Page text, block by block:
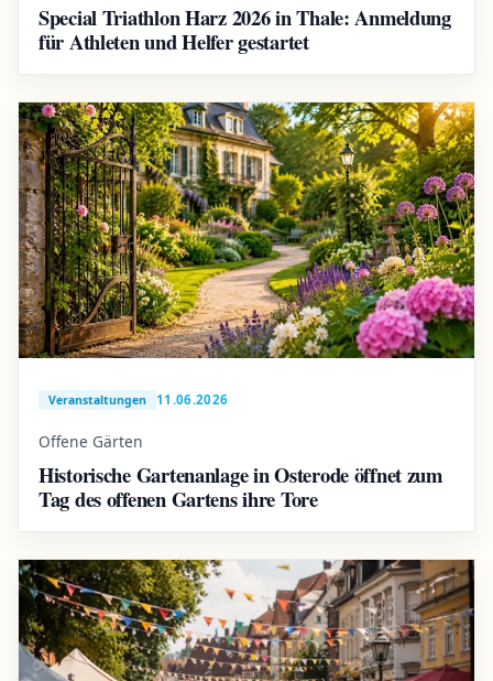
Special Triathlon Harz 2026 in Thale: Anmeldung
für Athleten und Helfer gestartet
Veranstaltungen 11.06.2026
Offene Gärten
Historische Gartenanlage in Osterode öffnet zum
Tag des offenen Gartens ihre Tore